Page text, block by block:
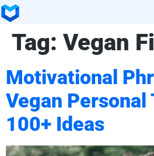
Tag: Vegan
Motivational
Vegan Personal
100+ Ideas